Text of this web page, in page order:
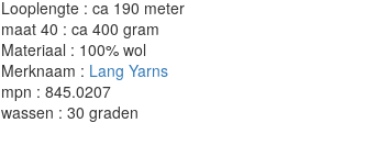
Looplengte : ca 190 meter
maat 40 : ca 400 gram
Materiaal : 100% wol
Merknaam : Lang Yarns
mpn : 845.0207
wassen : 30 graden